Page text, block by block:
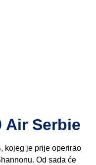
Air Serbie
kojeg je prije operirao
Od sada će